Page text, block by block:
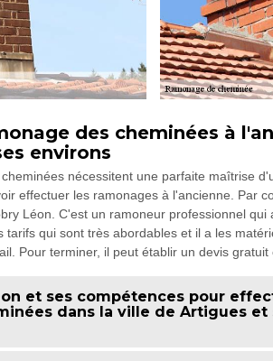
des cheminées à
environs
nécessitent une parfaite maîtrise
effectuer les ramonages à l'ancienne. Par
Léon. C'est un ramoneur professionnel qui
tarifs qui sont très abordables et il a les
Pour terminer, il peut établir un devis gratuit
et ses compétences pour
dans la ville de Artigues et